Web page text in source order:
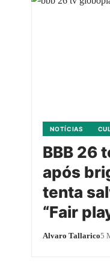
NOTÍCIAS
BBB 26
após
tenta
“Fair
Alvaro Tallarico5